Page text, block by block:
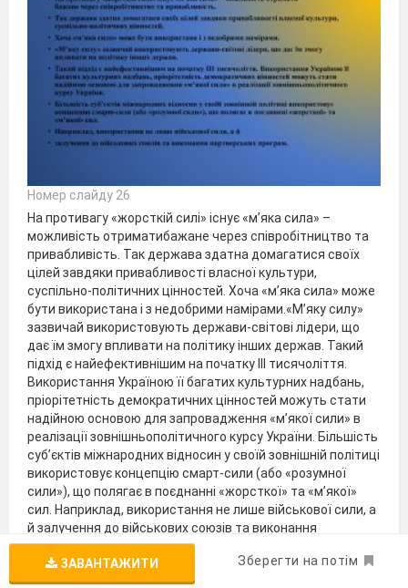
Номер слайду 26
На противагу «жорсткій силі» існує «м’яка сила» –
можливість отриматибажане через співробітництво та
привабливість. Так держава здатна домагатися своїх
цілей завдяки привабливості власної культури,
суспільно-політичних цінностей. Хоча «м’яка сила» може
бути використана і з недобрими намірами.«М’яку силу»
зазвичай використовують держави-світові лідери, що
дає їм змогу впливати на політику інших держав. Такий
підхід є найефективнішим на початку ІІІ тисячоліття.
Використання Україною її багатих культурних надбань,
пріорітетність демократичних цінностей можуть стати
надійною основою для запровадження «м’якої сили» в
реалізації зовнішньополітичного курсу України. Більшість
суб’єктів міжнародних відносин у своїй зовнішній політиці
використовує концепцію смарт-сили (або «розумної
сили»), що полягає в поєднанні «жорсткої» та «м’якої»
сил. Наприклад, використання не лише військової сили, а
й залучення до військових союзів та виконання
партнерських програм.
ЗАВАНТАЖИТИ
Зберегти на потім